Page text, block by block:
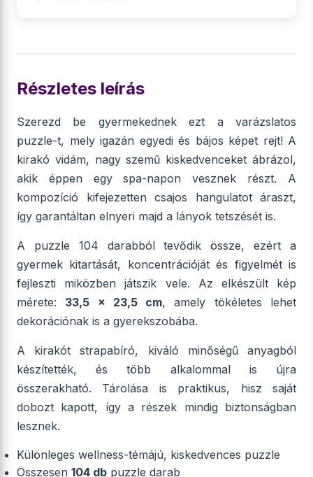
Részletes leírás
Szerezd be gyermekednek ezt a varázslatos
puzzle-t, mely igazán egyedi és bájos képet rejt! A
kirakó vidám, nagy szemű kiskedvenceket ábrázol,
akik éppen egy spa-napon vesznek részt. A
kompozíció kifejezetten csajos hangulatot áraszt,
így garantáltan elnyeri majd a lányok tetszését is.
A puzzle 104 darabból tevődik össze, ezért a
gyermek kitartását, koncentrációját és figyelmét is
fejleszti miközben játszik vele. Az elkészült kép
mérete: 33,5 × 23,5 cm, amely tökéletes lehet
dekorációnak is a gyerekszobába.
A kirakót strapabíró, kiváló minőségű anyagból
készítették, és több alkalommal is újra
összerakható. Tárolása is praktikus, hisz saját
dobozt kapott, így a részek mindig biztonságban
lesznek.
Különleges wellness-témájú, kiskedvences puzzle
Összesen 104 db puzzle darab